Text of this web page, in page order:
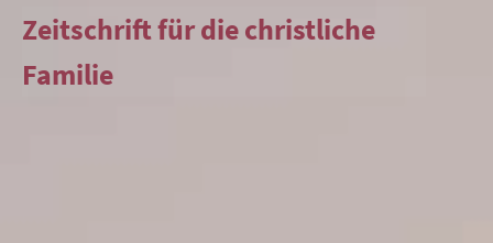
Zeitschrift für die christliche
Familie